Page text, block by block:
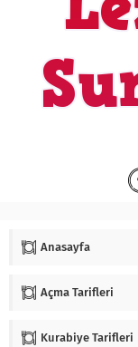
Anasayfa
Açma Tarifleri
Kurabiye Tarifleri